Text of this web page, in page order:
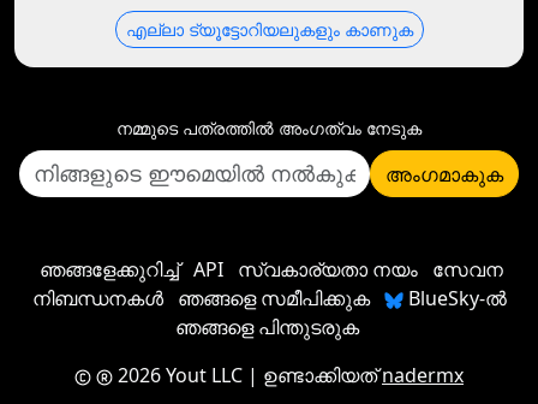
എല്ലാ ട്യൂട്ടോറിയലുകളും കാണുക
നമ്മുടെ പത്രത്തില്‍ അംഗത്വം നേടുക
അംഗമാകുക
ഞങ്ങളേക്കുറിച്ച് API സ്വകാര്യതാ നയം സേവന
നിബന്ധനകൾ
ഞങ്ങളെ സമീപിക്കുക
BlueSky-ൽ
ഞങ്ങളെ പിന്തുടരുക
2026 Yout LLC | ഉണ്ടാക്കിയത്nadermx